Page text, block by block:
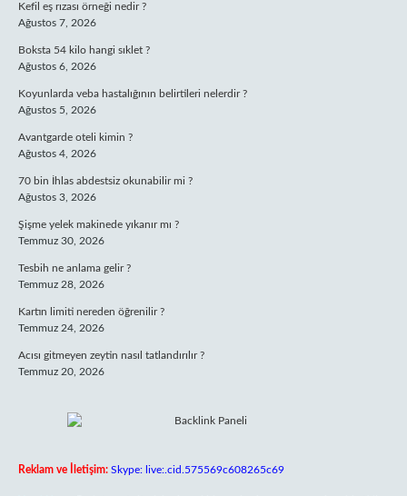
Kefil eş rızası örneği nedir ?
Ağustos 7, 2026
Boksta 54 kilo hangi sıklet ?
Ağustos 6, 2026
Koyunlarda veba hastalığının belirtileri nelerdir ?
Ağustos 5, 2026
Avantgarde oteli kimin ?
Ağustos 4, 2026
70 bin İhlas abdestsiz okunabilir mi ?
Ağustos 3, 2026
Şişme yelek makinede yıkanır mı ?
Temmuz 30, 2026
Tesbih ne anlama gelir ?
Temmuz 28, 2026
Kartın limiti nereden öğrenilir ?
Temmuz 24, 2026
Acısı gitmeyen zeytin nasıl tatlandırılır ?
Temmuz 20, 2026
Reklam ve İletişim: Skype: live:.cid.575569c608265c69